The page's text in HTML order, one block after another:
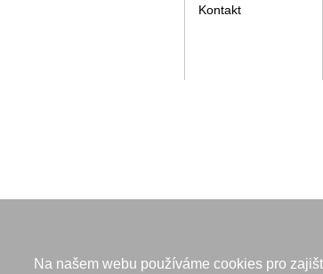
Na našem webu používáme cookies pro
Kontakt